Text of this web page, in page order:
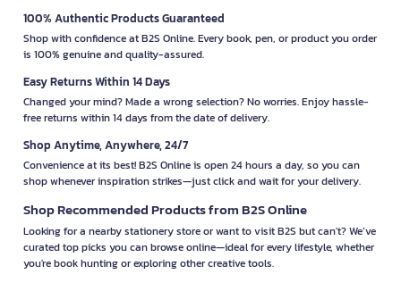
100% Authentic Products Guaranteed
Shop with confidence at B2S Online. Every book, pen, or product you order
is 100% genuine and quality-assured.
Easy Returns Within 14 Days
Changed your mind? Made a wrong selection? No worries. Enjoy hassle-
free returns within 14 days from the date of delivery.
Shop Anytime, Anywhere, 24/7
Convenience at its best! B2S Online is open 24 hours a day, so you can
shop whenever inspiration strikes—just click and wait for your delivery.
Shop Recommended Products from B2S Online
Looking for a nearby stationery store or want to visit B2S but can't? We’ve
curated top picks you can browse online—ideal for every lifestyle, whether
you're book hunting or exploring other creative tools.